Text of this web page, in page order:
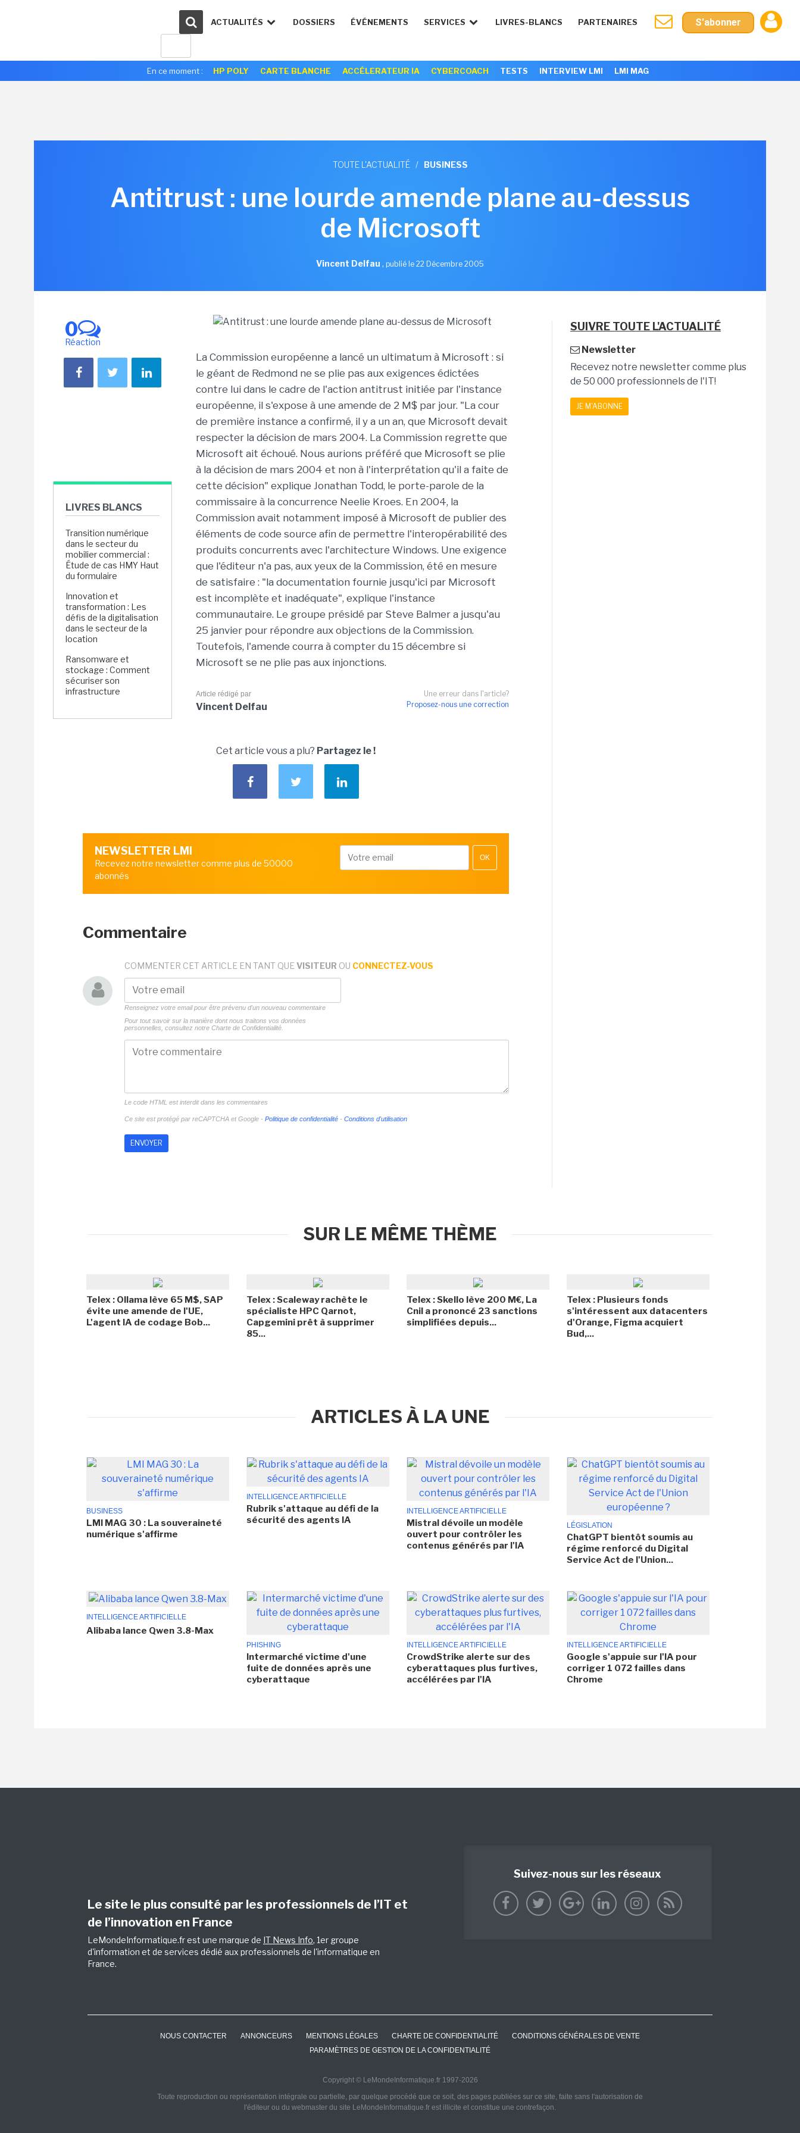
ACTUALITÉS DOSSIERS ÉVÉNEMENTS SERVICES LIVRES-BLANCS PARTENAIRES S'abonner
En ce moment : HP POLY CARTE BLANCHE ACCÉLERATEUR IA CYBERCOACH TESTS INTERVIEW LMI LMI MAG
TOUTE L'ACTUALITÉ / BUSINESS
Antitrust : une lourde amende plane au-dessus
de Microsoft
Vincent Delfau , publié le 22 Décembre 2005
0
Réaction
LIVRES BLANCS
Transition numérique
dans le secteur du
mobilier commercial :
Étude de cas HMY Haut
du formulaire
Innovation et
transformation : Les
défis de la digitalisation
dans le secteur de la
location
Ransomware et
stockage : Comment
sécuriser son
infrastructure
La Commission européenne a lancé un ultimatum à Microsoft : si
le géant de Redmond ne se plie pas aux exigences édictées
contre lui dans le cadre de l'action antitrust initiée par l'instance
européenne, il s'expose à une amende de 2 M$ par jour. "La cour
de première instance a confirmé, il y a un an, que Microsoft devait
respecter la décision de mars 2004. La Commission regrette que
Microsoft ait échoué. Nous aurions préféré que Microsoft se plie
à la décision de mars 2004 et non à l'interprétation qu'il a faite de
cette décision" explique Jonathan Todd, le porte-parole de la
commissaire à la concurrence Neelie Kroes. En 2004, la
Commission avait notamment imposé à Microsoft de publier des
éléments de code source afin de permettre l'interopérabilité des
produits concurrents avec l'architecture Windows. Une exigence
que l'éditeur n'a pas, aux yeux de la Commission, été en mesure
de satisfaire : "la documentation fournie jusqu'ici par Microsoft
est incomplète et inadéquate", explique l'instance
communautaire. Le groupe présidé par Steve Balmer a jusqu'au
25 janvier pour répondre aux objections de la Commission.
Toutefois, l'amende courra à compter du 15 décembre si
Microsoft se ne plie pas aux injonctions.
Une erreur dans l'article?
Proposez-nous une correction
Article rédigé par
Vincent Delfau
Cet article vous a plu? Partagez le !
NEWSLETTER LMI
Recevez notre newsletter comme plus de 50000
abonnés
OK
Commentaire
COMMENTER CET ARTICLE EN TANT QUE VISITEUR OU CONNECTEZ-VOUS
Renseignez votre email pour être prévenu d'un nouveau commentaire
Pour tout savoir sur la manière dont nous traitons vos données
personnelles, consultez notre Charte de Confidentialité.
Le code HTML est interdit dans les commentaires
Ce site est protégé par reCAPTCHA et Google - Politique de confidentialité - Conditions d'utilisation
SUIVRE TOUTE L'ACTUALITÉ
Newsletter
Recevez notre newsletter comme plus
de 50 000 professionnels de l'IT!
JE M'ABONNE
SUR LE MÊME THÈME
Telex : Ollama lève 65 M$, SAP
évite une amende de l'UE,
L'agent IA de codage Bob...
Telex : Scaleway rachète le
spécialiste HPC Qarnot,
Capgemini prêt à supprimer
85...
Telex : Skello lève 200 M€, La
Cnil a prononcé 23 sanctions
simplifiées depuis...
Telex : Plusieurs fonds
s'intéressent aux datacenters
d'Orange, Figma acquiert
Bud,...
ARTICLES À LA UNE
BUSINESS
LMI MAG 30 : La souveraineté
numérique s'affirme
INTELLIGENCE ARTIFICIELLE
Rubrik s'attaque au défi de la
sécurité des agents IA
INTELLIGENCE ARTIFICIELLE
Mistral dévoile un modèle
ouvert pour contrôler les
contenus générés par l'IA
LÉGISLATION
ChatGPT bientôt soumis au
régime renforcé du Digital
Service Act de l'Union...
INTELLIGENCE ARTIFICIELLE
Alibaba lance Qwen 3.8-Max
PHISHING
Intermarché victime d'une
fuite de données après une
cyberattaque
INTELLIGENCE ARTIFICIELLE
CrowdStrike alerte sur des
cyberattaques plus furtives,
accélérées par l'IA
INTELLIGENCE ARTIFICIELLE
Google s'appuie sur l'IA pour
corriger 1 072 failles dans
Chrome
Le site le plus consulté par les professionnels de l’IT et
de l’innovation en France
LeMondeInformatique.fr est une marque de IT News Info, 1er groupe
d'information et de services dédié aux professionnels de l'informatique en
France.
Suivez-nous sur les réseaux
NOUS CONTACTER ANNONCEURS MENTIONS LÉGALES CHARTE DE CONFIDENTIALITÉ
CONDITIONS GÉNÉRALES DE VENTE
PARAMÈTRES DE GESTION DE LA CONFIDENTIALITÉ
Copyright © LeMondeInformatique.fr 1997-2026
Toute reproduction ou représentation intégrale ou partielle, par quelque procédé que ce soit, des pages publiées sur ce site, faite sans l'autorisation de
l'éditeur ou du webmaster du site LeMondeInformatique.fr est illicite et constitue une contrefaçon.